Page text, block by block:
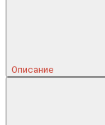
Описание